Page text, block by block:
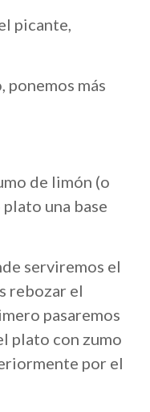
picante,
ponemos más
de limón (o
una base
serviremos el
rebozar el
pasaremos
plato con zumo
por el